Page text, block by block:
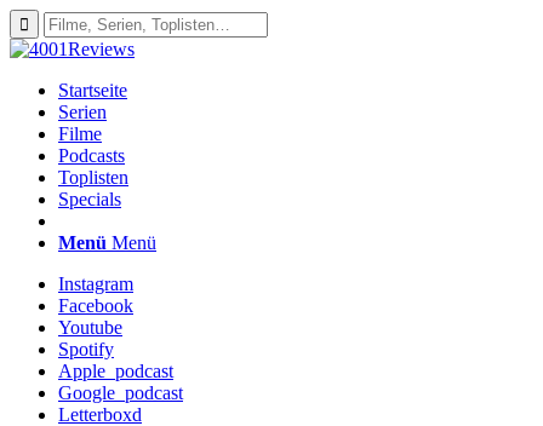
Startseite
Serien
Filme
Podcasts
Toplisten
Specials
Menü Menü
Instagram
Facebook
Youtube
Spotify
Apple_podcast
Google_podcast
Letterboxd